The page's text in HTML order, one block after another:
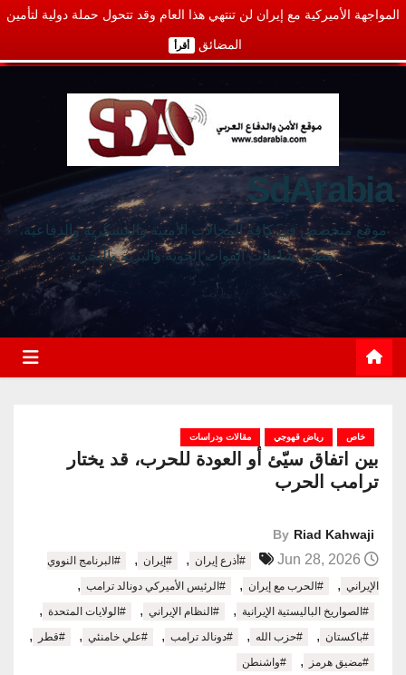
المواجهة الأميركية مع إيران لن تنتهي هذا العام وقد تتحول حملة دولية لتأمين
المضائق أقرأ
SdArabia
موقع متخصص في كافة المجالات الأمنية والعسكرية والدفاعية،
يغطي نشاطات القوات الجوية والبرية والبحرية
خاص رياض قهوجي مقالات ودراسات
بين اتفاق سيّئ أو العودة للحرب، قد يختار
ترامب الحرب
By Riad Kahwaji
#أذرع إيران , #إيران ,
#البرنامج النووي
الإيراني , #الحرب مع إيران , #الرئيس الأميركي دونالد ترامب ,
#الصواريخ الباليستية الإيرانية , #النظام الإيراني , #الولايات المتحدة ,
#باكستان , #حزب الله , #دونالد ترامب , #علي خامنئي , #قطر ,
#مضيق هرمز , #واشنطن